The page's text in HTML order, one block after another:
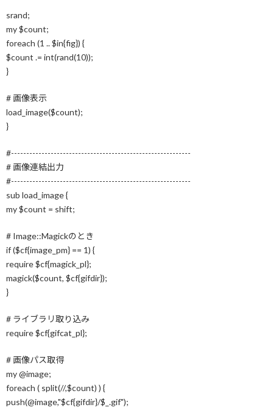
srand;
my $count;
foreach (1 .. $in{fig}) {
$count .= int(rand(10));
}
# 画像表示
load_image($count);
}
#-----------------------------------------------------------
# 画像連結出力
#-----------------------------------------------------------
sub load_image {
my $count = shift;
# Image::Magickのとき
if ($cf{image_pm} == 1) {
require $cf{magick_pl};
magick($count, $cf{gifdir});
}
# ライブラリ取り込み
require $cf{gifcat_pl};
# 画像パス取得
my @image;
foreach ( split(//,$count) ) {
push(@image,"$cf{gifdir}/$_.gif");